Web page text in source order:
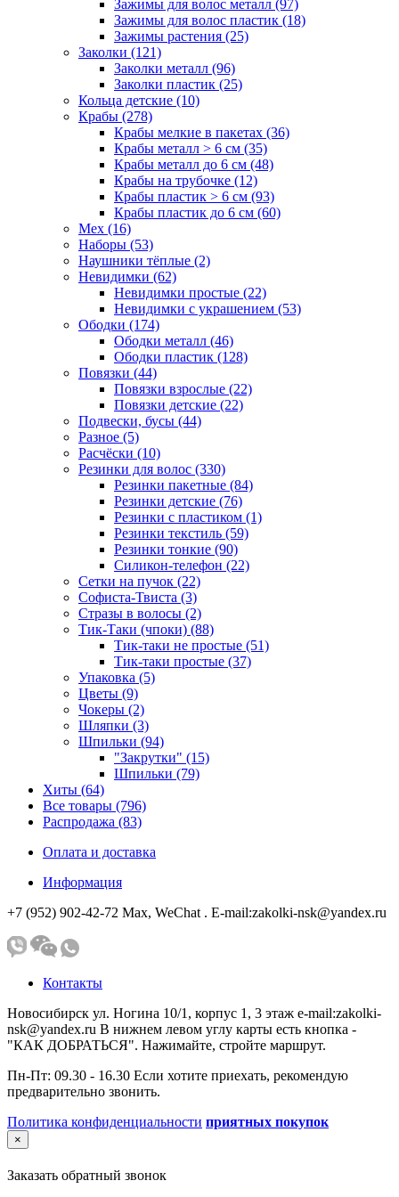
Зажимы для волос металл (97)
Зажимы для волос пластик (18)
Зажимы растения (25)
Заколки (121)
Заколки металл (96)
Заколки пластик (25)
Кольца детские (10)
Крабы (278)
Крабы мелкие в пакетах (36)
Крабы металл > 6 см (35)
Крабы металл до 6 см (48)
Крабы на трубочке (12)
Крабы пластик > 6 см (93)
Крабы пластик до 6 см (60)
Мех (16)
Наборы (53)
Наушники тёплые (2)
Невидимки (62)
Невидимки простые (22)
Невидимки с украшением (53)
Ободки (174)
Ободки металл (46)
Ободки пластик (128)
Повязки (44)
Повязки взрослые (22)
Повязки детские (22)
Подвески, бусы (44)
Разное (5)
Расчёски (10)
Резинки для волос (330)
Резинки пакетные (84)
Резинки детские (76)
Резинки с пластиком (1)
Резинки текстиль (59)
Резинки тонкие (90)
Силикон-телефон (22)
Сетки на пучок (22)
Софиста-Твиста (3)
Стразы в волосы (2)
Тик-Таки (чпоки) (88)
Тик-таки не простые (51)
Тик-таки простые (37)
Упаковка (5)
Цветы (9)
Чокеры (2)
Шляпки (3)
Шпильки (94)
"Закрутки" (15)
Шпильки (79)
Хиты (64)
Все товары (796)
Распродажа (83)
Оплата и доставка
Информация
+7 (952) 902-42-72 Мах, WeChat . E-mail:zakolki-nsk@yandex.ru
Контакты
Новосибирск ул. Ногина 10/1, корпус 1, 3 этаж e-mail:zakolki-
nsk@yandex.ru В нижнем левом углу карты есть кнопка -
"КАК ДОБРАТЬСЯ". Нажимайте, стройте маршрут.
Пн-Пт: 09.30 - 16.30 Если хотите приехать, рекомендую
предварительно звонить.
Политика конфиденциальности приятных покупок
×
Заказать обратный звонок